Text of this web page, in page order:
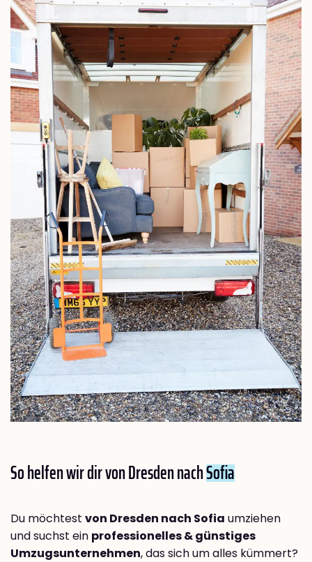
So helfen wir dir von Dresden nachSofia
Du möchtest von Dresden nach Sofia umziehen
und suchst ein professionelles & günstiges
Umzugsunternehmen, das sich um alles kümmert?